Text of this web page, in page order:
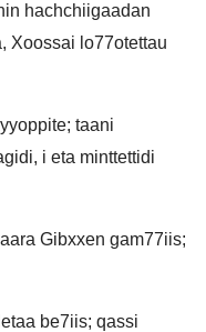
hachchiigaadan
Xoossai lo77otettau
taani
i eta minttettidi
Gibxxen gam77iis;
be7iis; qassi